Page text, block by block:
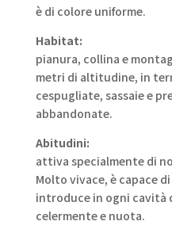
è di colore uniforme.
Habitat:
pianura, collina e
metri di altitudine, in
cespugliate, sassaie e
abbandonate.
Abitudini:
attiva specialmente di
Molto vivace, è capace
introduce in ogni cavità
celermente e nuota.